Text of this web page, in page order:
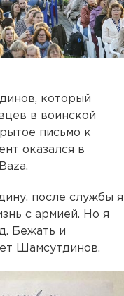
который
в воинской
письмо к
оказался в
после службы я
с армией. Но я
Бежать и
Шамсутдинов.